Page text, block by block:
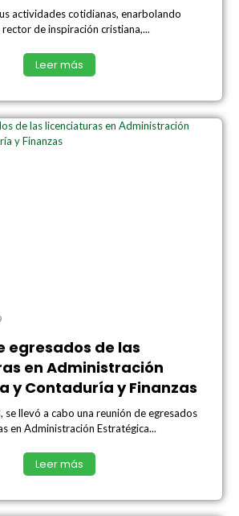
actividades cotidianas, enarbolando
de inspiración cristiana,...
Leer más
egresados de las
en Administración
y Contaduría y Finanzas
se llevó a cabo una reunión de egresados
en Administración Estratégica...
Leer más